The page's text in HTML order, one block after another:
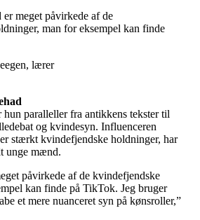
meget påvirkede af de
man for eksempel kan finde
lærer
paralleller fra antikkens tekster til
og kvindesyn. Influenceren
stærkt kvindefjendske holdninger, har
unge mænd.
påvirkede af de kvindefjendske
kan finde på TikTok. Jeg bruger
et mere nuanceret syn på kønsroller,”